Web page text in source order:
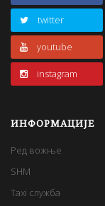
twitter
youtube
instagram
ИНФОРМАЦИЈЕ
Ред вожње
SHM
Taxi служба